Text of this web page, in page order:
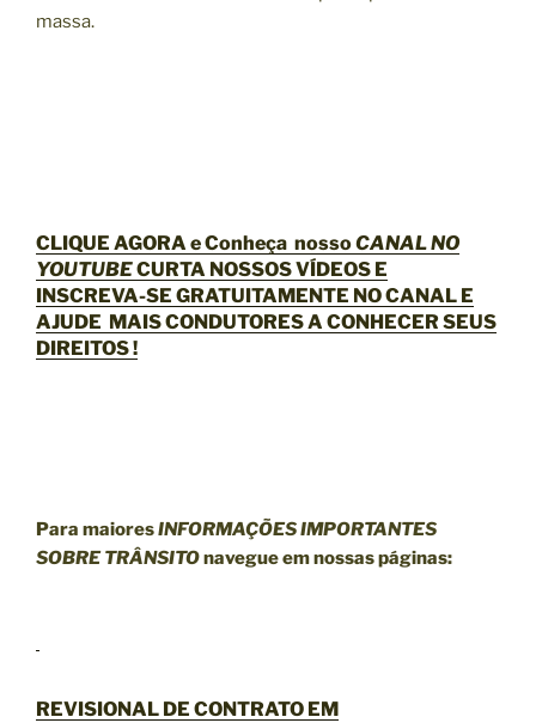
massa.
CLIQUE AGORA e Conheça nossoCANAL NO
YOUTUBECURTA NOSSOS VÍDEOS E
INSCREVA-SE GRATUITAMENTE NO CANAL E
AJUDE MAIS CONDUTORES A CONHECER SEUS
DIREITOS !
Para maioresINFORMAÇÕES IMPORTANTES
SOBRE TRÂNSITOnavegue em nossas páginas:
REVISIONAL DE CONTRATO EM